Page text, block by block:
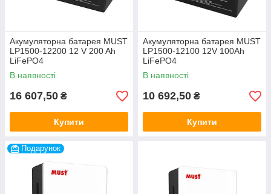
Акумуляторна батарея MUST
LP1500-12200 12 V 200 Ah
LiFePO4
В наявності
16 607,50 ₴
Купити
Акумуляторна батарея MUST
LP1500-12100 12V 100Ah
LiFePO4
В наявності
10 692,50 ₴
Купити
Подарунок